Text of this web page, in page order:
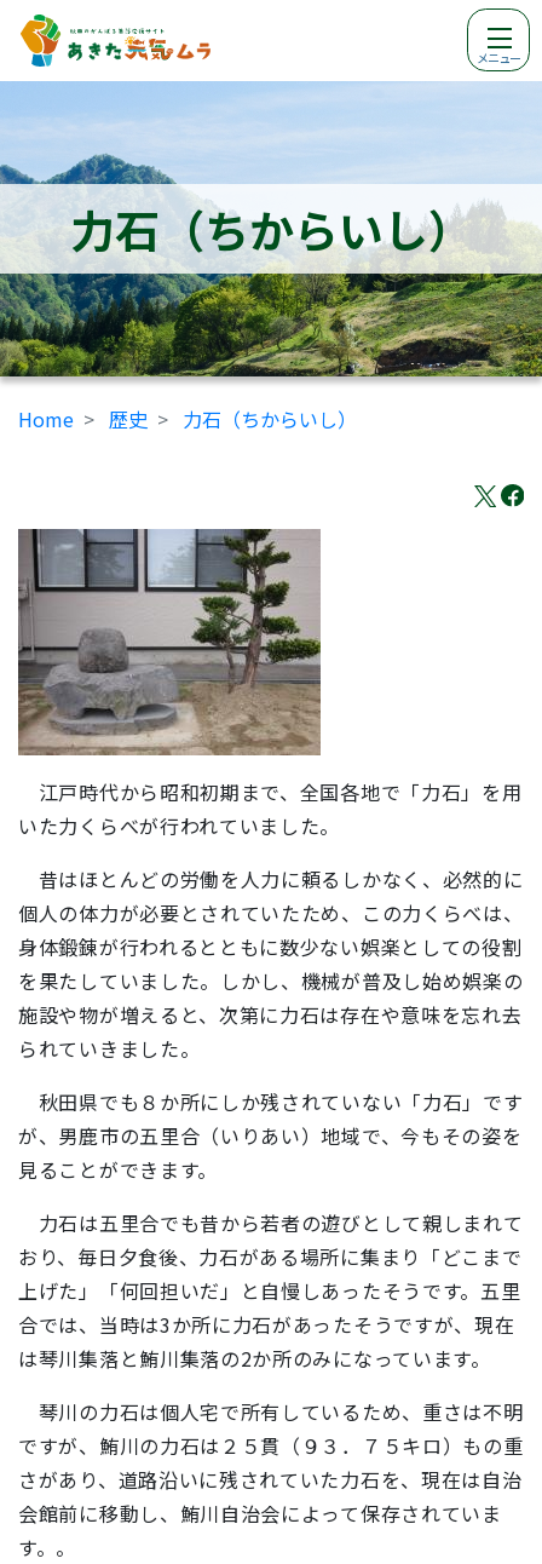
メニュー
力石（ちからいし）
Home 歴史 力石（ちからいし）
江戸時代から昭和初期まで、全国各地で「力石」を用
いた力くらべが行われていました。
昔はほとんどの労働を人力に頼るしかなく、必然的に
個人の体力が必要とされていたため、この力くらべは、
身体鍛錬が行われるとともに数少ない娯楽としての役割
を果たしていました。しかし、機械が普及し始め娯楽の
施設や物が増えると、次第に力石は存在や意味を忘れ去
られていきました。
秋田県でも８か所にしか残されていない「力石」です
が、男鹿市の五里合（いりあい）地域で、今もその姿を
見ることができます。
力石は五里合でも昔から若者の遊びとして親しまれて
おり、毎日夕食後、力石がある場所に集まり「どこまで
上げた」「何回担いだ」と自慢しあったそうです。五里
合では、当時は3か所に力石があったそうですが、現在
は琴川集落と鮪川集落の2か所のみになっています。
琴川の力石は個人宅で所有しているため、重さは不明
ですが、鮪川の力石は２５貫（９３．７５キロ）もの重
さがあり、道路沿いに残されていた力石を、現在は自治
会館前に移動し、鮪川自治会によって保存されていま
す。。